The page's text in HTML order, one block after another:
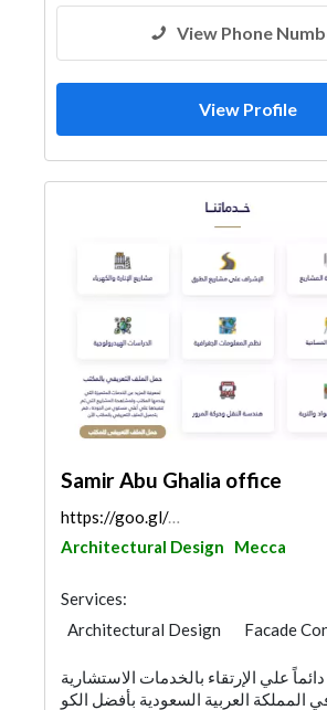
View Phone
View Profile
Samir Abu Ghalia office
https://goo.gl/maps/3DrnpH6WqTYe7TGY6
Architectural Design
Mecca
Services:
Architectural Design
Facade
Surveyors
Electrical Contractor
علي الإرتقاء بالخدمات الاستشارية